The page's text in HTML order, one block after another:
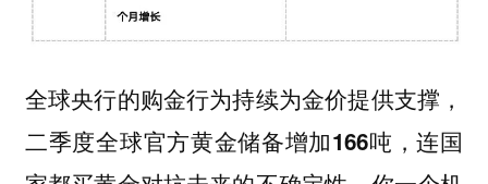
全球央行的购金行为持续为金价提供支撑，
二季度全球官方黄金储备增加166吨，连国